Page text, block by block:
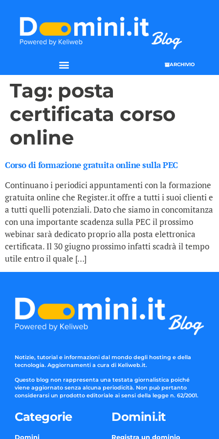
ARCHIVIO
Tag: posta
certificata corso
online
Corso di formazione gratuita online sulla PEC
Continuano i periodici appuntamenti con la formazione
gratuita online che Register.it offre a tutti i suoi clienti e
a tutti quelli potenziali. Dato che siamo in concomitanza
con una importante scadenza sulla PEC il prossimo
webinar sarà dedicato proprio alla posta elettronica
certificata. Il 30 giugno prossimo infatti scadrà il tempo
utile entro il quale […]
Notizie, tutorial e informazioni dal mondo degli hosting e della
tecnologia. Aggiornamenti a cura di Keliweb.it.
Questo blog non rappresenta una testata giornalistica poiché
viene aggiornato senza alcuna periodicità. Non può pertanto
considerarsi un prodotto editoriale ai sensi della legge n. 62/2001.
Categorie
Domini
Domini.it
Registra un dominio